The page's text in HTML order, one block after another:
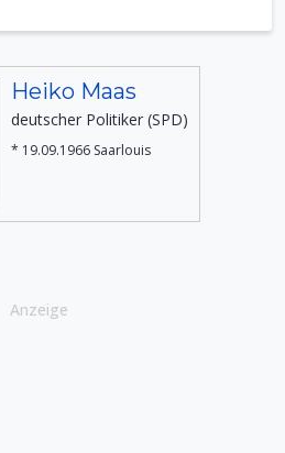
Heiko Maas
deutscher Politiker (SPD)
* 19.09.1966 Saarlouis
Anzeige